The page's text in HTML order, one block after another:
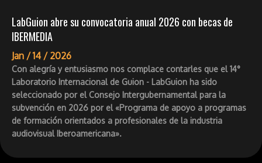
LabGuion abre su convocatoria anual 2026 con becas de
IBERMEDIA
Jan / 14 / 2026
Con alegría y entusiasmo nos complace contarles que el 14°
Laboratorio Internacional de Guion - LabGuion ha sido
seleccionado por el Consejo Intergubernamental para la
subvención en 2026 por el «Programa de apoyo a programas
de formación orientados a profesionales de la industria
audiovisual Iberoamericana».